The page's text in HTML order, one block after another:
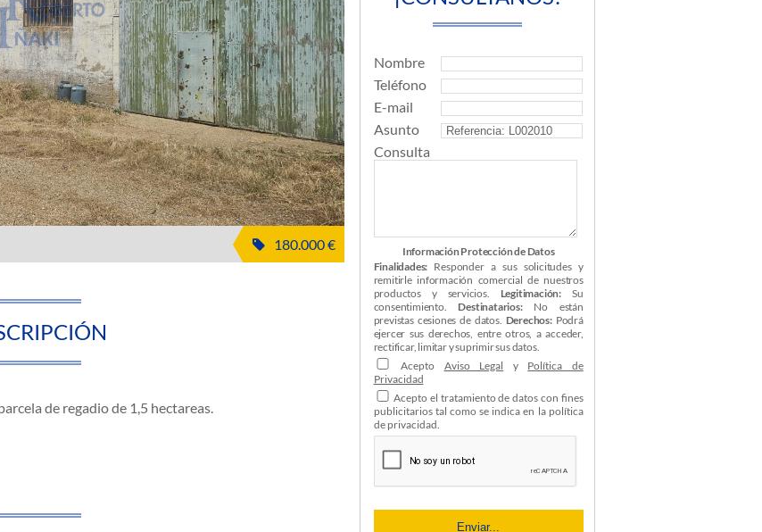
180.000 €
de regadio de 1,5 hectareas.
Nombre
Teléfono
E-mail
Asunto
Consulta
Información Protección de Datos
Finalidades: Responder a sus solicitudes y
remitirle información comercial de nuestros
productos y servicios. Legitimación: Su
consentimiento. Destinatarios:No están
previstas cesiones de datos. Derechos:Podrá
ejercer sus derechos, entre otros, a acceder,
rectificar, limitar y suprimir sus datos.
Acepto Aviso Legal y Política de
Privacidad
Acepto el tratamiento de datos con fines
publicitarios tal como se indica en la política
de privacidad.